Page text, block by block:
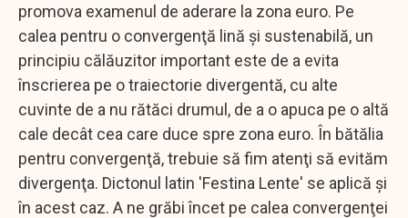
promova examenul de aderare la zona euro. Pe
calea pentru o convergenţă lină şi sustenabilă, un
principiu călăuzitor important este de a evita
înscrierea pe o traiectorie divergentă, cu alte
cuvinte de a nu rătăci drumul, de a o apuca pe o altă
cale decât cea care duce spre zona euro. În bătălia
pentru convergenţă, trebuie să fim atenţi să evităm
divergenţa. Dictonul latin 'Festina Lente' se aplică şi
în acest caz. A ne grăbi încet pe calea convergenţei